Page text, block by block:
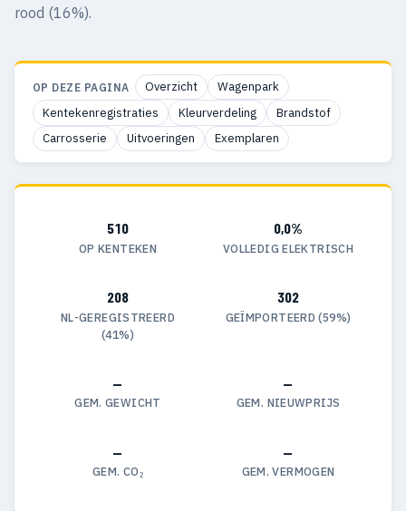
rood (16%).
OP DEZE PAGINA Overzicht
Wagenpark
Kentekenregistraties
Kleurverdeling
Brandstof
Carrosserie
Uitvoeringen Exemplaren
510
OP KENTEKEN
0,0%
VOLLEDIG ELEKTRISCH
208
NL-GEREGISTREERD
(41%)
302
GEÏMPORTEERD (59%)
—
GEM. GEWICHT
—
GEM. NIEUWPRIJS
—
GEM. CO₂
—
GEM. VERMOGEN